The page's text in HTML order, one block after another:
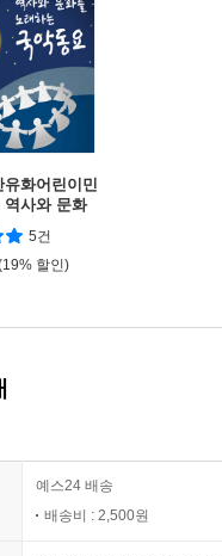
화어린이민
역사와 문화
국악동요
5건
할인)
예스24 배송
배송비 : 2,500원